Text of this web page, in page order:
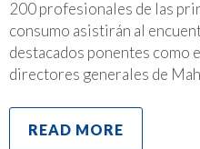
200 profesionales de las
consumo asistirán al
destacados ponentes como
directores generales de
READ MORE